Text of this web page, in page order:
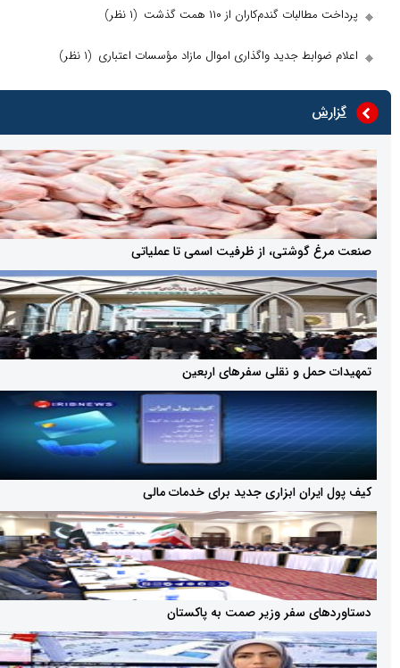
گندم‌کاران از ۱۱۰ همت گذشت (۱ نظر)
جدید واگذاری اموال مازاد مؤسسات اعتباری(۱ نظر)
از ظرفیت اسمی تا عملیاتی
و نقلی سفرهای اربعین
ابزاری جدید برای خدمات مالی
سفر وزیر صمت به پاکستان